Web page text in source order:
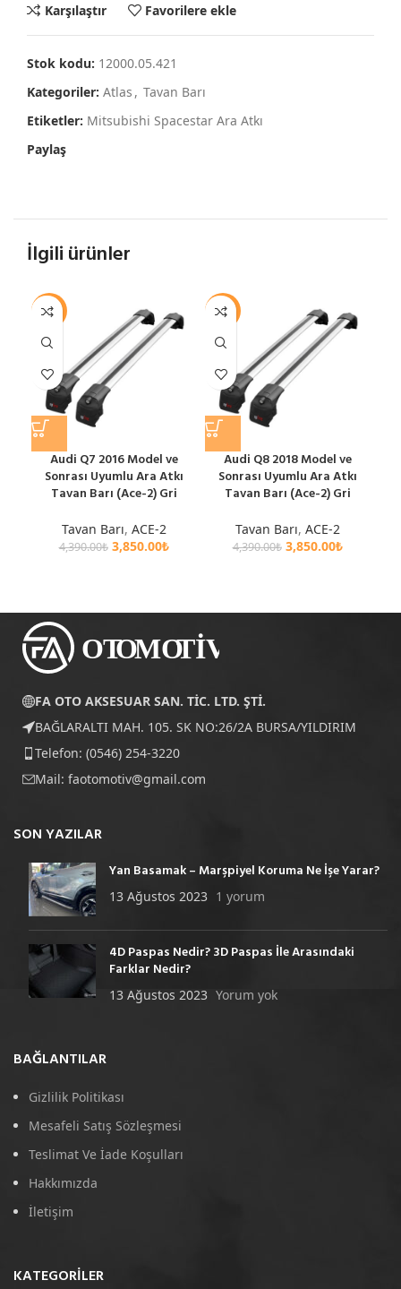
Karşılaştır
Favorilere ekle
Stok kodu: 12000.05.421
Kategoriler: Atlas , Tavan Barı
Etiketler: Mitsubishi Spacestar Ara Atkı
Paylaş
İlgili ürünler
-12%
Audi Q7 2016 Model ve
Sonrası Uyumlu Ara Atkı
Tavan Barı (Ace-2) Gri
Tavan Barı, ACE-2
4,390.00₺ 3,850.00₺
-12%
Audi Q8 2018 Model ve
Sonrası Uyumlu Ara Atkı
Tavan Barı (Ace-2) Gri
Tavan Barı, ACE-2
4,390.00₺ 3,850.00₺
FA OTO AKSESUAR SAN. TİC. LTD. ŞTİ.
BAĞLARALTI MAH. 105. SK NO:26/2A BURSA/YILDIRIM
Telefon: (0546) 254-3220
Mail: faotomotiv@gmail.com
SON YAZILAR
Yan Basamak – Marşpiyel Koruma Ne İşe Yarar?
13 Ağustos 2023 1 yorum
4D Paspas Nedir? 3D Paspas İle Arasındaki
Farklar Nedir?
13 Ağustos 2023 Yorum yok
BAĞLANTILAR
Gizlilik Politikası
Mesafeli Satış Sözleşmesi
Teslimat Ve İade Koşulları
Hakkımızda
İletişim
KATEGORILER